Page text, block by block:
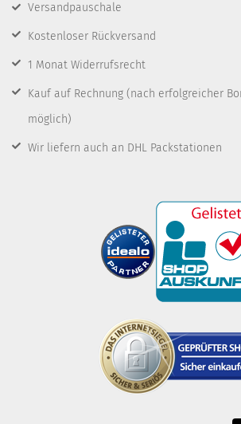
Versandpauschale
Kostenloser Rückversand
1 Monat Widerrufsrecht
Kauf auf Rechnung (nach erfolgreicher
möglich)
Wir liefern auch an DHL Packstationen